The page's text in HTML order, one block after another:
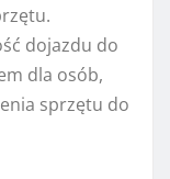
dojazdu do
dla osób,
sprzętu do